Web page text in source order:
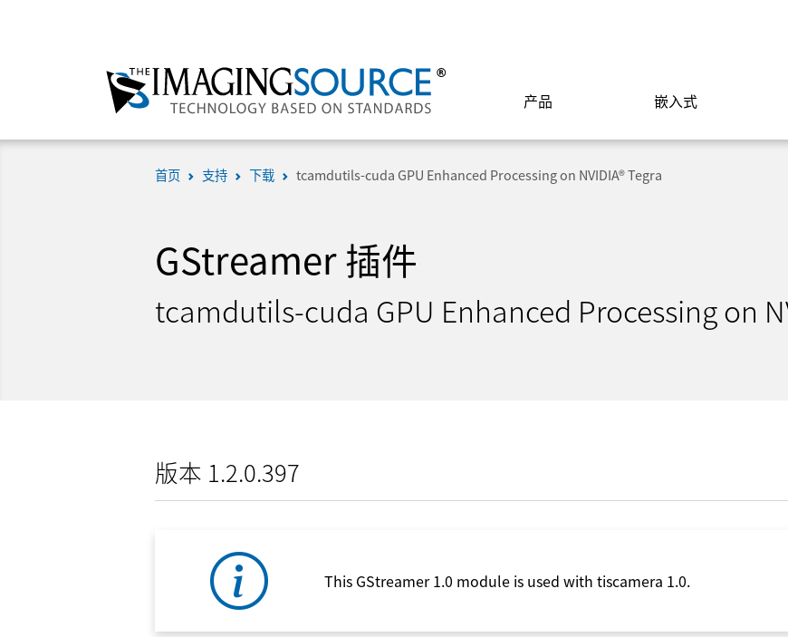
产品 嵌入式
首页 支持 下载 tcamdutils-cuda GPU Enhanced Processing on NVIDIA® Tegra
GStreamer 插件
tcamdutils-cuda GPU Enhanced Processing on
版本 1.2.0.397
This GStreamer 1.0 module is used with tiscamera 1.0.